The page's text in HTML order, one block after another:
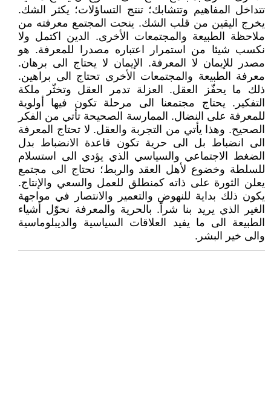
تتداخل المفاهيم وتتشابك؛ تنتج التساؤلات؛ يكثر الشك.
يخرج اليقين من قلب الشك. ينحت المجتمع معرفته من
ملاحظة الطبيعة والمجتمعات الأخرى. الدين اكتمل ولا
نكسب شيئا من استمرار اعتباره مصدرا للمعرفة. هو
مصدر للإيمان لا المعرفة. الإيمان لا يحتاج الى برهان.
معرفة الطبيعة والمجتمعات الأخرى تحتاج الى براهين.
ذلك ما يحفّز العقل. العزلة تدمر العقل وتخثّر ملكة
التفكير. يحتاج مجتمعنا الى مرحلة تكون فيها أولوية
للمعرفة على النضال. الممارسة الصحيحة تأتي من الفكر
الصحيح. وهذا يأتي من التجربة والعقل. لا تحتاج المعرفة
الى انضباط بل الى حرية تكون قاعدة الانضباط بدل
الضغط الاجتماعي والسياسي الذي يؤدي الى استسلام
للسلطة وخضوع لأهل العقد والربط؛ نحتاج الى مجتمع
يعلن الثورة على ذاته كمنطلق للعمل والسعي والإنتاج.
يكون ذلك بداية للنهوض والتعمير والانتصار في مواجهة
الغير الذي يريد بنا شراً. بالحرية والمعرفة نحوّل أشياء
الطبيعة الى ما يفيد العلاقات السياسية والديبلوماسية
والى خير البشر.